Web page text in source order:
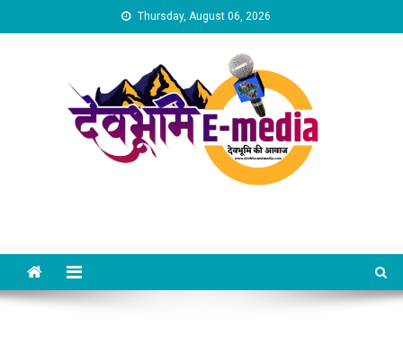
to
Thursday, August 06, 2026